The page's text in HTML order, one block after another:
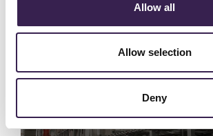
Allow all
Allow selection
Deny